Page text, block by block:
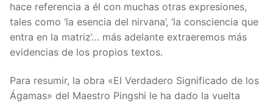
hace referencia a él con muchas otras expresiones,
tales como ‘la esencia del nirvana’, ‘la consciencia que
entra en la matriz’… más adelante extraeremos más
evidencias de los propios textos.
Para resumir, la obra «El Verdadero Significado de los
Ágamas» del Maestro Pingshi le ha dado la vuelta